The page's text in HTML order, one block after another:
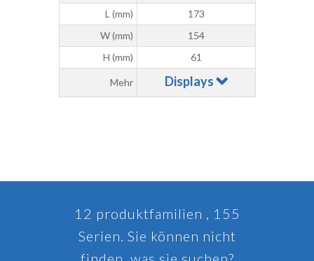
L (mm)
173
W (mm)
154
H (mm)
61
Mehr Displays
12 produktfamilien , 155
Serien. Sie können nicht